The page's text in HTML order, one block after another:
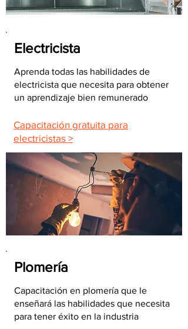
Electricista
Aprenda todas las habilidades de
electricista que necesita para obtener
un aprendizaje bien remunerado
Capacitación gratuita para
electricistas >
Plomería
Capacitación en plomería que le
enseñará las habilidades que necesita
para tener éxito en la industria